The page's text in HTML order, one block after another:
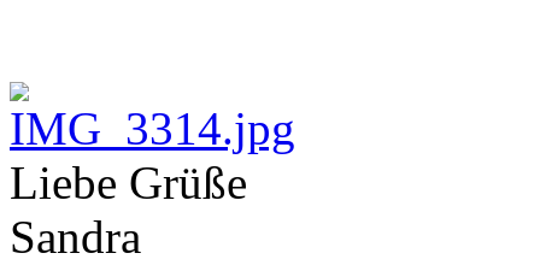
Liebe Grüße
Sandra